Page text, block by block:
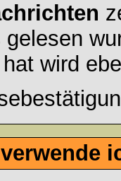
wird